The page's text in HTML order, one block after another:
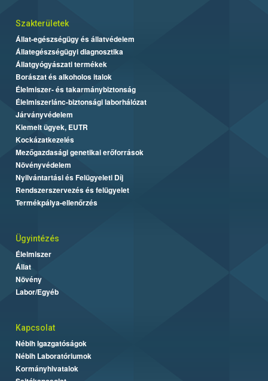
Szakterületek
Állat-egészségügy és állatvédelem
Állategészségügyi diagnosztika
Állatgyógyászati termékek
Borászat és alkoholos italok
Élelmiszer- és takarmánybiztonság
Élelmiszerlánc-biztonsági laborhálózat
Járványvédelem
Kiemelt ügyek, EUTR
Kockázatkezelés
Mezőgazdasági genetikai erőforrások
Növényvédelem
Nyilvántartási és Felügyeleti Díj
Rendszerszervezés és felügyelet
Termékpálya-ellenőrzés
Ügyintézés
Élelmiszer
Állat
Növény
Labor/Egyéb
Kapcsolat
Nébih Igazgatóságok
Nébih Laboratóriumok
Kormányhivatalok